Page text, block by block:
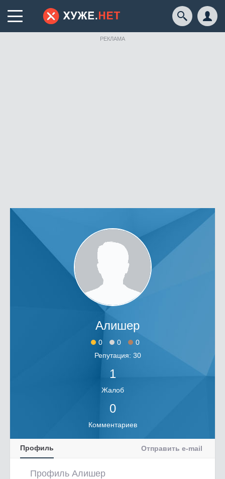
РЕКЛАМА
Алишер
0 0
0
Репутация: 30
1
Жалоб
0
Комментариев
Профиль Отправить e-mail
Профиль Алишер